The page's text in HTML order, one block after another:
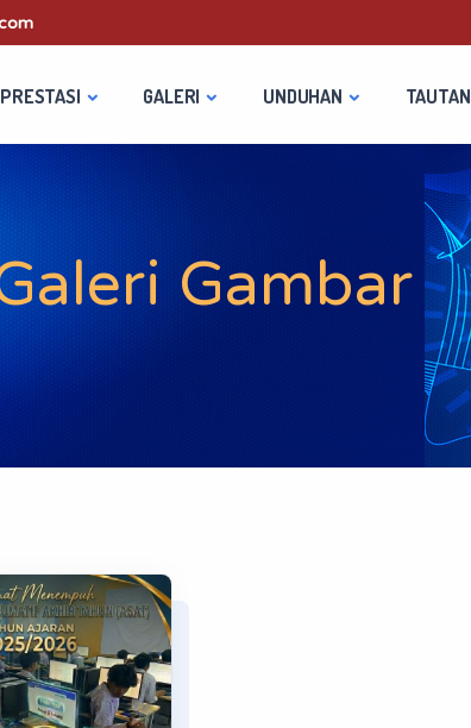
PRESTASI GALERI UNDUHAN TAUTAN
Gambar